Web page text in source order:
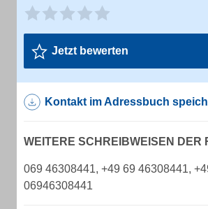
Jetzt bewerten
Kontakt im Adressbuch
WEITERE SCHREIBWEISEN DER
069 46308441, +49 69 46308441,
06946308441